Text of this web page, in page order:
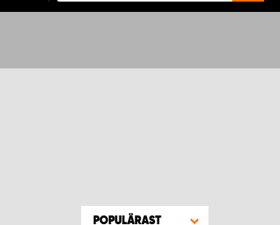
NYHETER
POPULÄRAST